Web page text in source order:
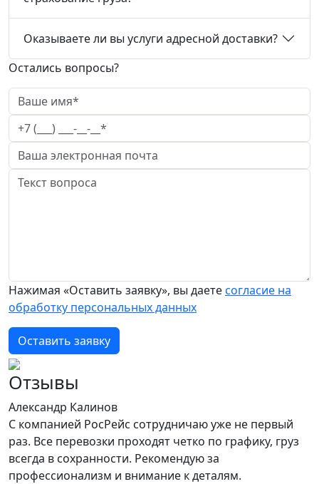
Оказываете ли вы услуги адресной доставки?
Остались вопросы?
Нажимая «Оставить заявку», вы даетесогласие на
обработку персональных данных
Оставить заявку
Отзывы
Александр Калинов
С компанией РосРейс сотрудничаю уже не первый
раз. Все перевозки проходят четко по графику, груз
всегда в сохранности. Рекомендую за
профессионализм и внимание к деталям.